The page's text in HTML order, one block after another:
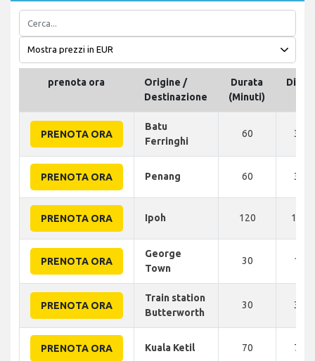
prenota ora
Origine /
Destinazione
Durata
(Minuti)
PRENOTA ORA
Batu
Ferringhi
60 35
PRENOTA ORA Penang 60 35
PRENOTA ORA Ipoh 120 155
PRENOTA ORA
George
Town
30 18
PRENOTA ORA
Train station
Butterworth
30 30
PRENOTA ORA Kuala Ketil 70 75